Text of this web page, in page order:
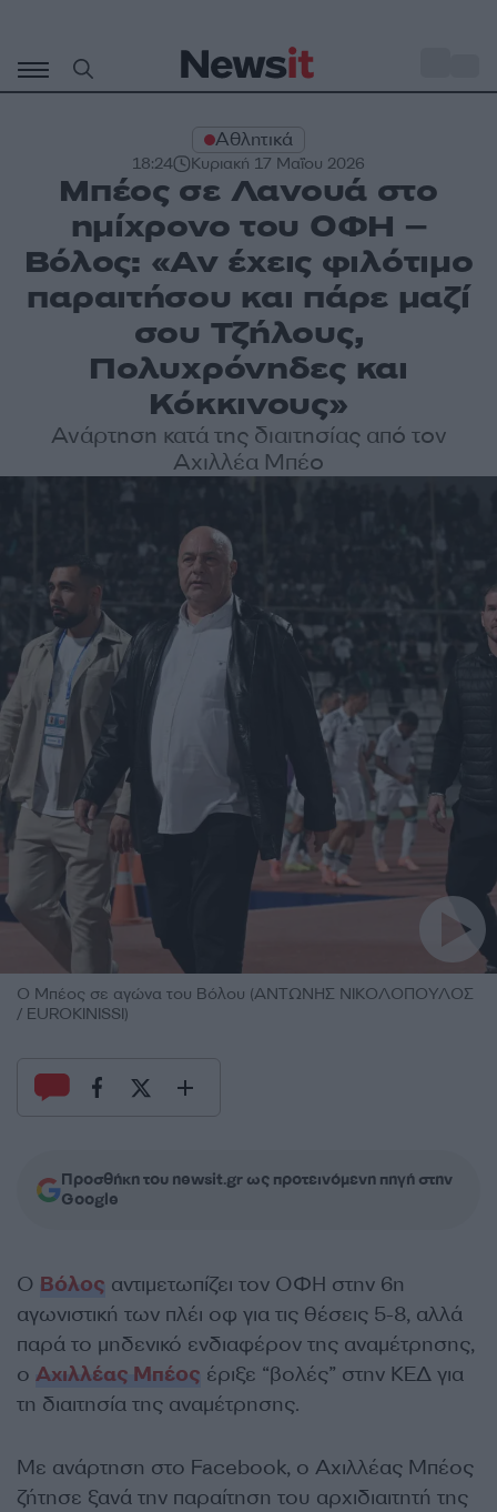
περιεχόμενο
Αθλητικά
18:24 Κυριακή 17 Μαΐου 2026
Μπέος σε Λανουά στο
ημίχρονο του ΟΦΗ –
Βόλος: «Αν έχεις φιλότιμο
παραιτήσου και πάρε μαζί
σου Τζήλους,
Πολυχρόνηδες και
Κόκκινους»
Ανάρτηση κατά της διαιτησίας από τον
Αχιλλέα Μπέο
Ο Μπέος σε αγώνα του Βόλου (ΑΝΤΩΝΗΣ ΝΙΚΟΛΟΠΟΥΛΟΣ
/ EUROKINISSI)
Προσθήκη του newsit.gr ως προτεινόμενη πηγή στην
Google
Ο Βόλος αντιμετωπίζει τον ΟΦΗ στην 6η
αγωνιστική των πλέι οφ για τις θέσεις 5-8, αλλά
παρά το μηδενικό ενδιαφέρον της αναμέτρησης,
ο Αχιλλέας Μπέος έριξε “βολές” στην ΚΕΔ για
τη διαιτησία της αναμέτρησης.
Με ανάρτηση στο Facebook, ο Αχιλλέας Μπέος
ζήτησε ξανά την παραίτηση του αρχιδιαιτητή της